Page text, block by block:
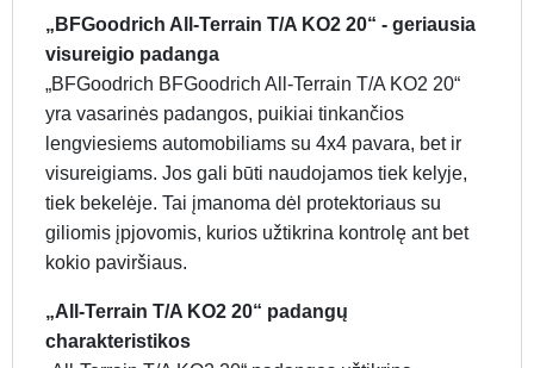
„BFGoodrich All-Terrain T/A KO2 20“ - geriausia
visureigio padanga
„BFGoodrich BFGoodrich All-Terrain T/A KO2 20“
yra vasarinės padangos, puikiai tinkančios
lengviesiems automobiliams su 4x4 pavara, bet ir
visureigiams. Jos gali būti naudojamos tiek kelyje,
tiek bekelėje. Tai įmanoma dėl protektoriaus su
giliomis įpjovomis, kurios užtikrina kontrolę ant bet
kokio paviršiaus.
„All-Terrain T/A KO2 20“ padangų
charakteristikos